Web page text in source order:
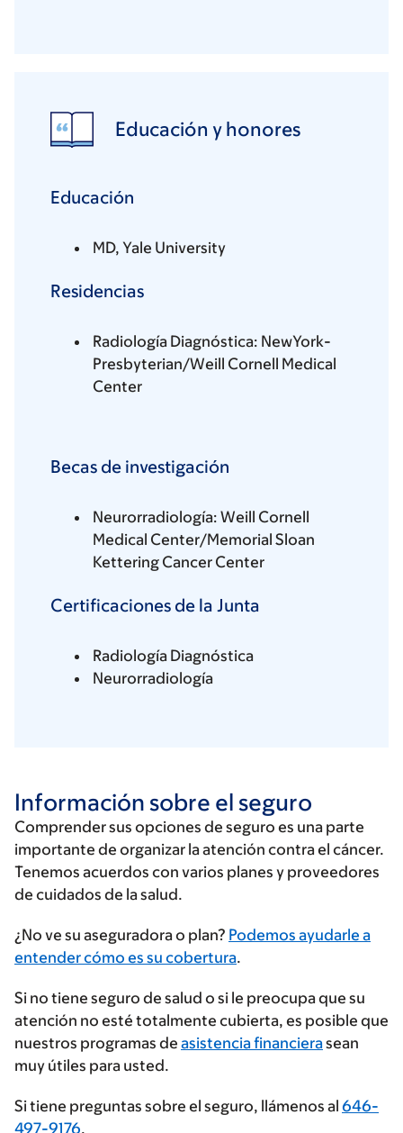
Educación y honores
Educación
MD, Yale University
Residencias
Radiología Diagnóstica: NewYork-
Presbyterian/Weill Cornell Medical
Center
Becas de investigación
Neurorradiología: Weill Cornell
Medical Center/Memorial Sloan
Kettering Cancer Center
Certificaciones de la Junta
Radiología Diagnóstica
Neurorradiología
Información sobre el seguro
Comprender sus opciones de seguro es una parte
importante de organizar la atención contra el cáncer.
Tenemos acuerdos con varios planes y proveedores
de cuidados de la salud.
Ingrese
su
de
seguros
¿No ve su aseguradora o plan? Podemos ayudarle a
entender cómo es su cobertura.
Si no tiene seguro de salud o si le preocupa que su
atención no esté totalmente cubierta, es posible que
nuestros programas de asistencia financierasean
muy útiles para usted.
Si tiene preguntas sobre el seguro, llámenos al 646-
497-9176.